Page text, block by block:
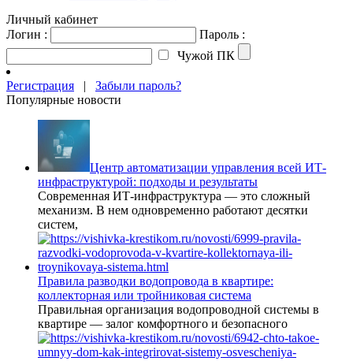
Личный кабинет
Логин :
Пароль :
Чужой ПК
Регистрация | Забыли пароль?
Популярные новости
Центр автоматизации управления всей ИТ-
инфраструктурой: подходы и результаты
Современная ИТ-инфраструктура — это сложный
механизм. В нем одновременно работают десятки
систем,
Правила разводки водопровода в квартире:
коллекторная или тройниковая система
Правильная организация водопроводной системы в
квартире — залог комфортного и безопасного